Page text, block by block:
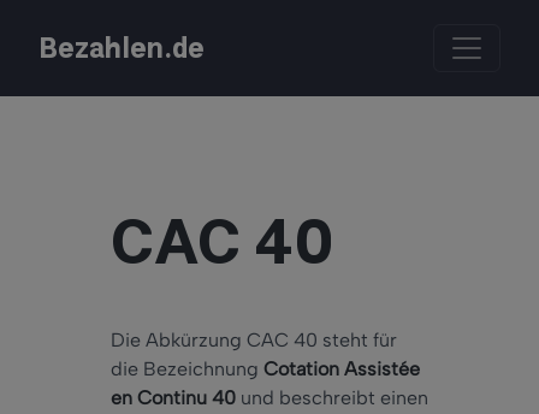
Bezahlen.de
CAC 40
Die Abkürzung CAC 40 steht für
die Bezeichnung Cotation Assistée
en Continu 40 und beschreibt einen